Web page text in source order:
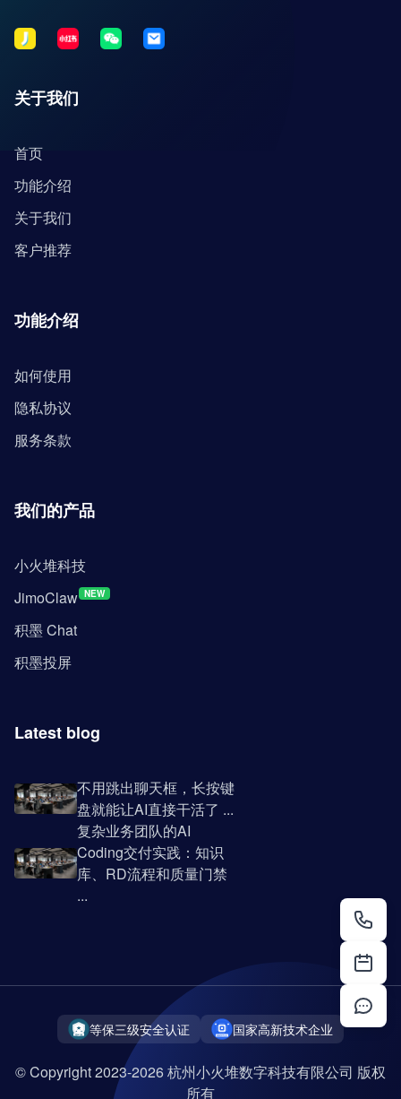
关于我们
首页
功能介绍
关于我们
客户推荐
功能介绍
如何使用
隐私协议
服务条款
我们的产品
小火堆科技
JimoClaw NEW
积墨 Chat
积墨投屏
Latest blog
不用跳出聊天框，长按键
盘就能让AI直接干活了 ...
复杂业务团队的AI
Coding交付实践：知识
库、RD流程和质量门禁
...
等保三级安全认证 国家高新技术企业
© Copyright 2023-2026 杭州小火堆数字科技有限公司 版权
所有